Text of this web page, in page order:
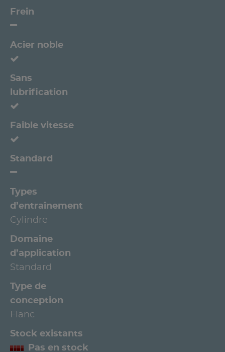
Frein
Acier noble
Sans
lubrification
Faible vitesse
Standard
Types
d’entraînement
Cylindre
Domaine
d’application
Standard
Type de
conception
Flanc
Stock existants
Pas en stock